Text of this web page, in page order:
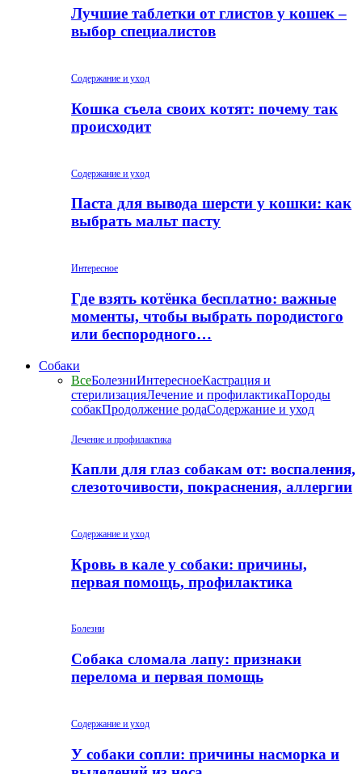
Лучшие таблетки от глистов у кошек –
выбор специалистов
Содержание и уход
Кошка съела своих котят: почему так
происходит
Содержание и уход
Паста для вывода шерсти у кошки: как
выбрать мальт пасту
Интересное
Где взять котёнка бесплатно: важные
моменты, чтобы выбрать породистого
или беспородного…
Собаки
ВсеБолезниИнтересноеКастрация и
стерилизацияЛечение и профилактикаПороды
собакПродолжение родаСодержание и уход
Лечение и профилактика
Капли для глаз собакам от: воспаления,
слезоточивости, покраснения, аллергии
Содержание и уход
Кровь в кале у собаки: причины,
первая помощь, профилактика
Болезни
Собака сломала лапу: признаки
перелома и первая помощь
Содержание и уход
У собаки сопли: причины насморка и